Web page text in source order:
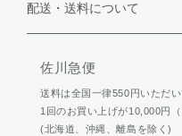
配送・送料について
佐川急便
送料は全国一律550円いただい
1回のお買い上げが10,000円
(北海道、沖縄、離島を除く)